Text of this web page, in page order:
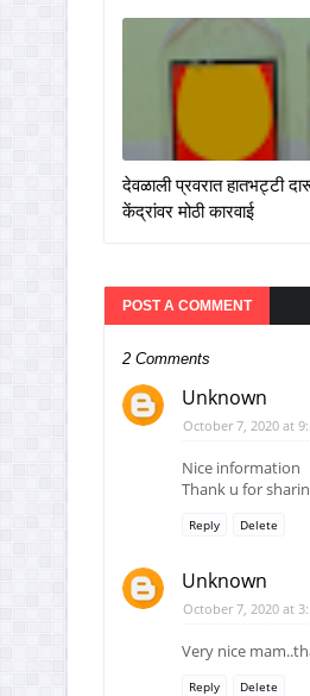
देवळाली प्रवरात हातभट्टी दारू
केंद्रांवर मोठी कारवाई
POST A COMMENT
2 Comments
Unknown
October 7, 2020 at
Nice information
Thank u for
Reply Delete
Unknown
October 7, 2020 at
Very nice
Reply Delete